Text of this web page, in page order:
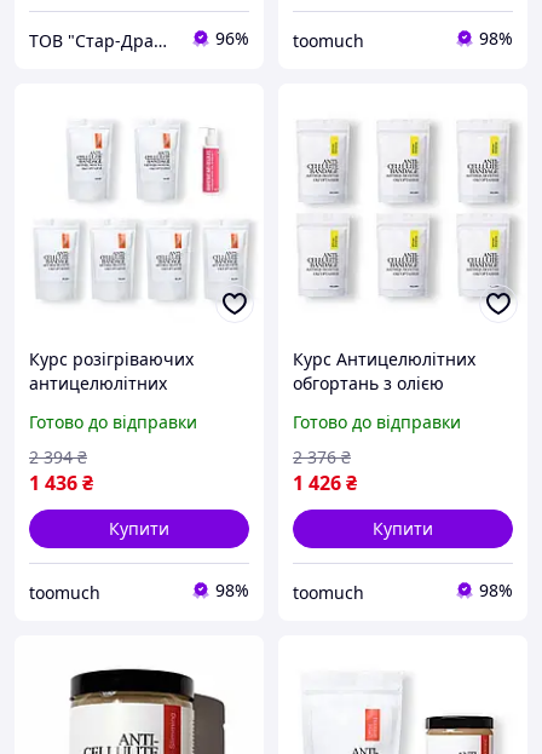
ТОВ "Стар-Драйв" 96% toomuch 98%
Курс розігріваючих
антицелюлітних
Anti-Cellulite Pro (6 уп,) +
Антицелюлітна олія
Готово до відправки
1 436₴
2 394 ₴
Купити
toomuch 98%
Курс Антицелюлітних
обгортань з олією
cellulite Bandage African
Ximenia (6 уп.)
Готово до відправки
1 426₴
2 376 ₴
Купити
toomuch 98%